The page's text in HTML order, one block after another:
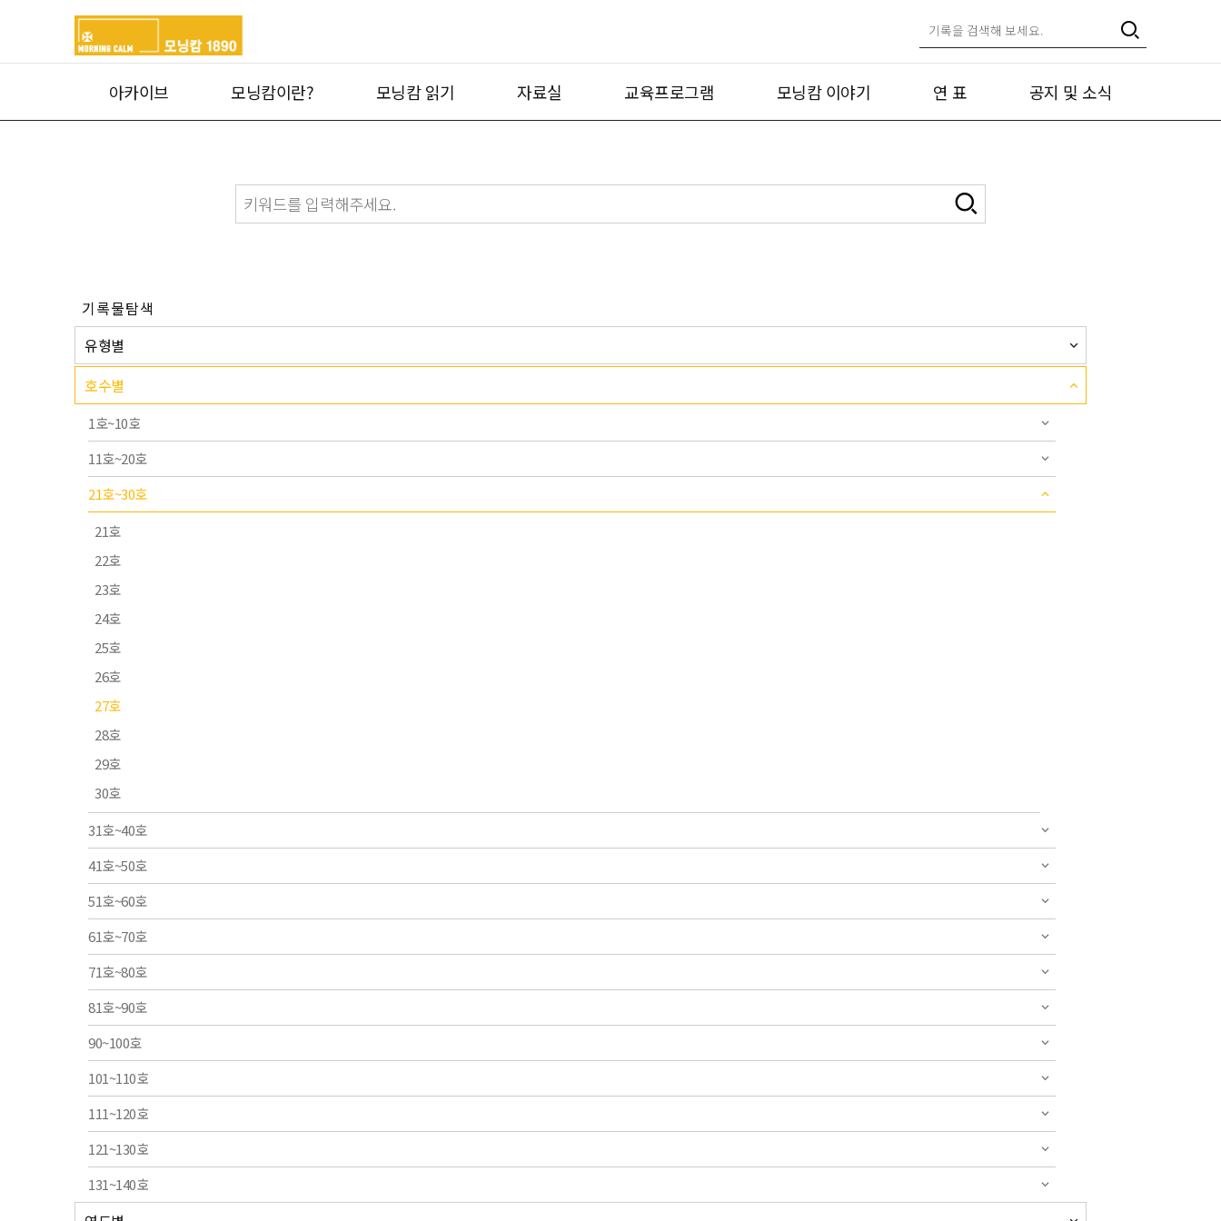
아카이브 모닝캄이란? 모닝캄 읽기 자료실 교육프로그램 모닝캄 이야기 연 표 공지 및 소식
기록물탐색
유형별
호수별
1호~10호
11호~20호
21호~30호
21호
22호
23호
24호
25호
26호
27호
28호
29호
30호
31호~40호
41호~50호
51호~60호
61호~70호
71호~80호
81호~90호
90~100호
101~110호
111~120호
121~130호
131~140호